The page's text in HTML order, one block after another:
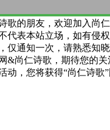
的朋友，欢迎加入尚仁
表本站立场，如有侵
通知一次，请熟悉知
&尚仁诗歌，期待您的关
，您将获得“尚仁诗